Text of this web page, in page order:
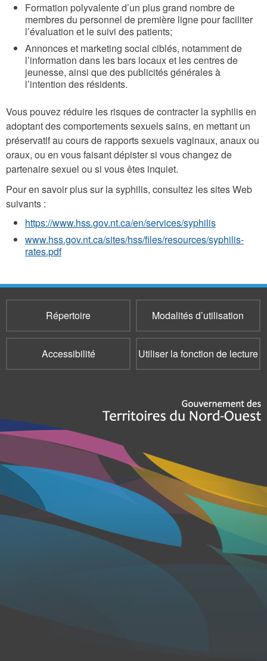
Formation polyvalente d’un plus grand nombre de
membres du personnel de première ligne pour faciliter
l’évaluation et le suivi des patients;
Annonces et marketing social ciblés, notamment de
l’information dans les bars locaux et les centres de
jeunesse, ainsi que des publicités générales à
l’intention des résidents.
Vous pouvez réduire les risques de contracter la syphilis en
adoptant des comportements sexuels sains, en mettant un
préservatif au cours de rapports sexuels vaginaux, anaux ou
oraux, ou en vous faisant dépister si vous changez de
partenaire sexuel ou si vous êtes inquiet.
Pour en savoir plus sur la syphilis, consultez les sites Web
suivants :
https://www.hss.gov.nt.ca/en/services/syphilis
www.hss.gov.nt.ca/sites/hss/files/resources/syphilis-
rates.pdf
Répertoire Modalités d’utilisation
Accessibilité Utiliser la fonction de lecture